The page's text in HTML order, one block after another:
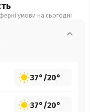
умови на сьогодні
37°/20°
37°/20°